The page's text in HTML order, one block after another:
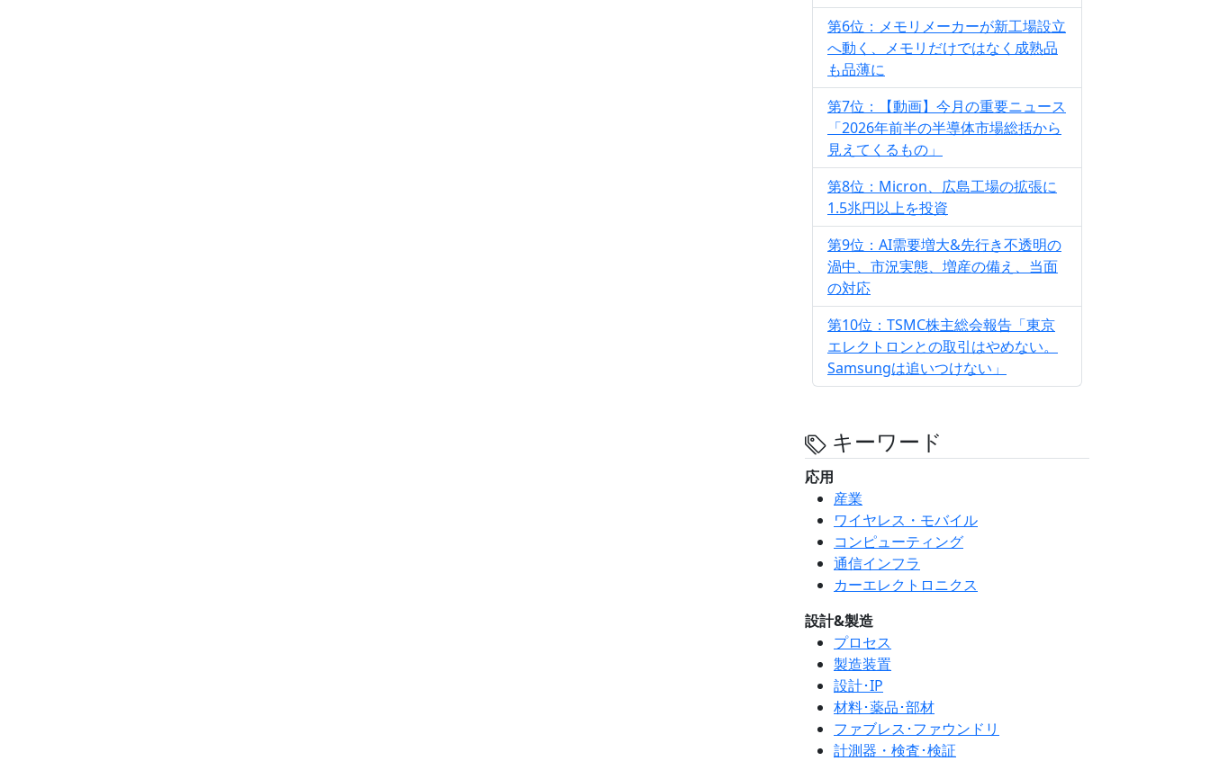
第6位：メモリメーカーが新工場設立
へ動く、メモリだけではなく成熟品
も品薄に
第7位：【動画】今月の重要ニュース
「2026年前半の半導体市場総括から
見えてくるもの」
第8位：Micron、広島工場の拡張に
1.5兆円以上を投資
第9位：AI需要増大&先行き不透明の
渦中、市況実態、増産の備え、当面
の対応
第10位：TSMC株主総会報告「東京
エレクトロンとの取引はやめない。
Samsungは追いつけない」
キーワード
応用
産業
ワイヤレス・モバイル
コンピューティング
通信インフラ
カーエレクトロニクス
設計&製造
プロセス
製造装置
設計･IP
材料･薬品･部材
ファブレス･ファウンドリ
計測器・検査･検証